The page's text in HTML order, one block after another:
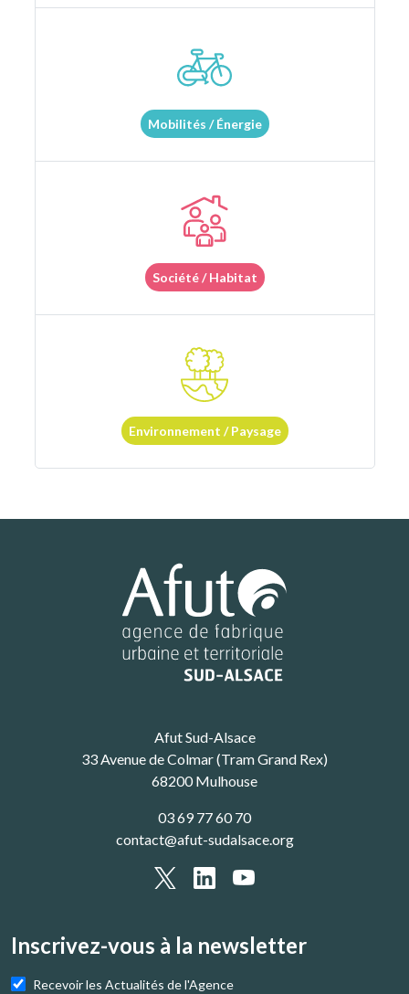
Mobilités / Énergie
Société / Habitat
Environnement / Paysage
Afut Sud-Alsace
33 Avenue de Colmar (Tram Grand Rex)
68200 Mulhouse
03 69 77 60 70
contact@afut-sudalsace.org
Inscrivez-vous à la newsletter
Recevoir les Actualités de l'Agence